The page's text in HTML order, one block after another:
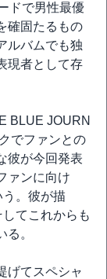
ドで男性最優
確固たるもの
ルバムでも独
現者として存
BLUE JOURN
でファンとの
彼が今回発表
ァンに向け
う。彼が描
してこれからも
。
げてスペシャ